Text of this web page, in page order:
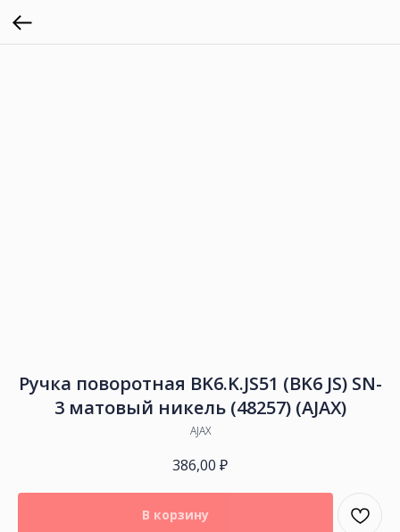
Ручка поворотная BK6.K.JS51 (BK6 JS) SN-
3 матовый никель (48257) (AJAX)
AJAX
386,00 ₽
В корзину